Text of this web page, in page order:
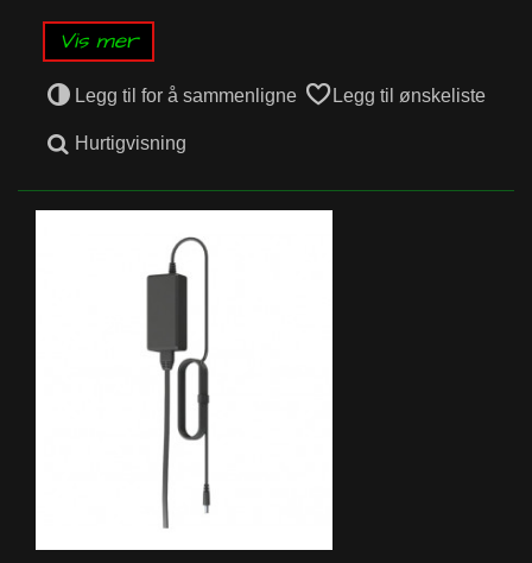
Vis mer
Legg til for å sammenligne Legg til ønskeliste
Hurtigvisning